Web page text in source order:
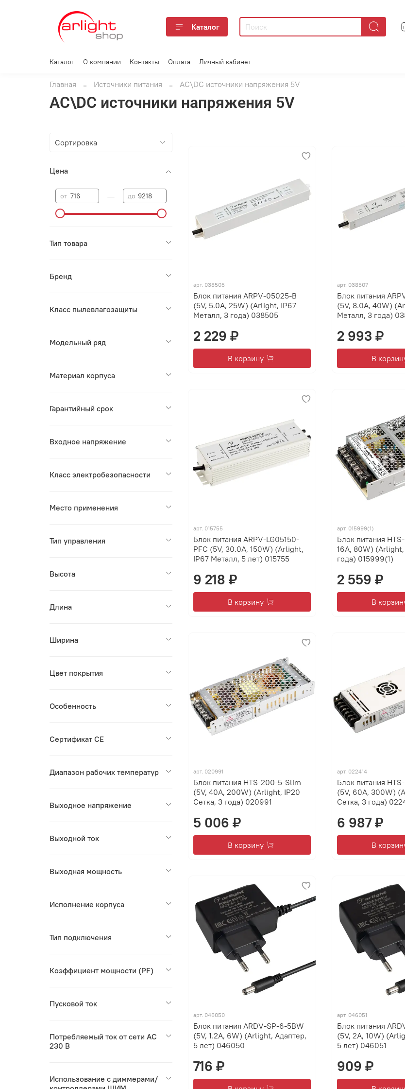
Каталог
Каталог О компании Контакты Оплата Личный кабинет
Главная Источники питания AC\DC источники напряжения 5V
AC\DC источники напряжения 5V
арт. 038505
Блок питания ARPV-05025-B
(5V, 5.0A, 25W) (Arlight, IP67
Металл, 3 года) 038505
2 229 ₽
В корзину
арт. 038507
Блок питания
(5V, 8.0A, 40W)
Металл, 3 года)
2 993 ₽
В
арт. 015755
Блок питания ARPV-LG05150-
PFC (5V, 30.0A, 150W) (Arlight,
IP67 Металл, 5 лет) 015755
9 218 ₽
В корзину
арт. 015999(1)
Блок питания
16A, 80W)
года) 015999(1)
2 559 ₽
В
арт. 020991
Блок питания HTS-200-5-Slim
(5V, 40A, 200W) (Arlight, IP20
Сетка, 3 года) 020991
5 006 ₽
В корзину
арт. 022414
Блок питания
(5V, 60A, 300W)
Сетка, 3 года)
6 987 ₽
В
арт. 046050
Блок питания ARDV-SP-6-5BW
(5V, 1.2A, 6W) (Arlight, Адаптер,
5 лет) 046050
716 ₽
арт. 046051
Блок питания
(5V, 2A, 10W)
5 лет) 046051
909 ₽
Цена
от до
Тип товара
Бренд
Класс пылевлагозащиты
Модельный ряд
Материал корпуса
Гарантийный срок
Входное напряжение
Класс электробезопасности
Место применения
Тип управления
Высота
Длина
Ширина
Цвет покрытия
Особенность
Сертификат CE
Диапазон рабочих температур
Выходное напряжение
Выходной ток
Выходная мощность
Исполнение корпуса
Тип подключения
Коэффициент мощности (PF)
Пусковой ток
Потребляемый ток от сети AC
230 В
Использование с диммерами/